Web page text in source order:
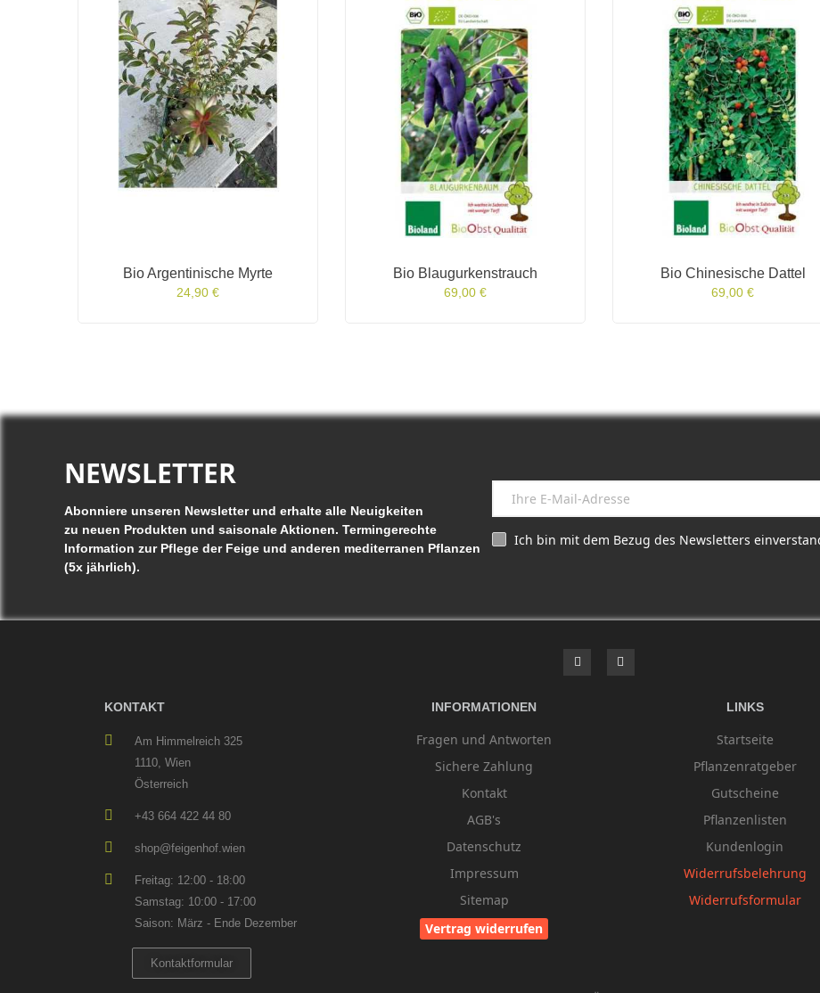
Bio Argentinische Myrte
24,90 €
Bio Blaugurkenstrauch
69,00 €
Bio Chinesische Dattel
69,00 €
NEWSLETTER
Abonniere unseren Newsletter und erhalte alle Neuigkeiten
zu neuen Produkten und saisonale Aktionen. Termingerechte
Information zur Pflege der Feige und anderen mediterranen Pflanzen
(5x jährlich).
Ich bin mit dem Bezug des Newsletters
KONTAKT
Am Himmelreich 325
1110, Wien
Österreich
+43 664 422 44 80
shop@feigenhof.wien
Freitag: 12:00 - 18:00
Samstag: 10:00 - 17:00
Saison: März - Ende Dezember
Kontaktformular
INFORMATIONEN
Fragen und Antworten
Sichere Zahlung
Kontakt
AGB's
Datenschutz
Impressum
Sitemap
Vertrag widerrufen
LINKS
Startseite
Pflanzenratgeber
Gutscheine
Pflanzenlisten
Kundenlogin
Widerrufsbelehrung
Widerrufsformular